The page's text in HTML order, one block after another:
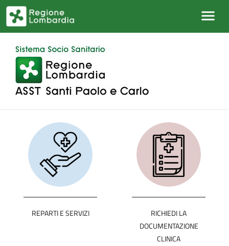
Salta al contenuto principale
REPARTI E SERVIZI
RICHIEDI LA
DOCUMENTAZIONE
CLINICA